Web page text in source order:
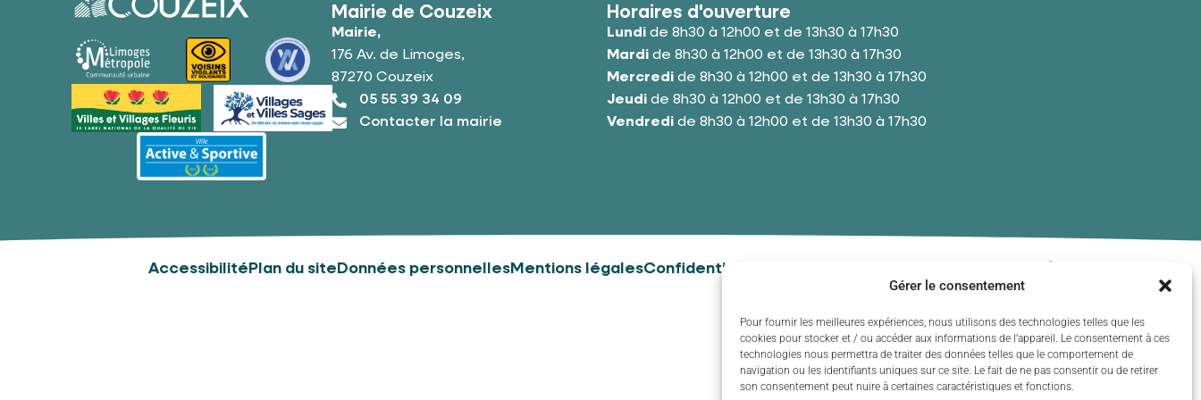
Gérer le consentement
Pour fournir les meilleures expériences, nous utilisons des technologies telles que les
cookies pour stocker et / ou accéder aux informations de l’appareil. Le consentement à ces
technologies nous permettra de traiter des données telles que le comportement de
navigation ou les identifiants uniques sur ce site. Le fait de ne pas consentir ou de retirer
son consentement peut nuire à certaines caractéristiques et fonctions.
Mairie de Couzeix
Mairie,
176 Av. de Limoges,
87270 Couzeix
05 55 39 34 09
Contacter la mairie
Horaires d'ouverture
Lundide 8h30 à 12h00 et de 13h30 à 17h30
Mardide 8h30 à 12h00 et de 13h30 à 17h30
Mercredide 8h30 à 12h00 et de 13h30 à 17h30
Jeudide 8h30 à 12h00 et de 13h30 à 17h30
Vendredide 8h30 à 12h00 et de 13h30 à 17h30
Accessibilité Plan du site Données personnellesMentions légalesConfidentialité